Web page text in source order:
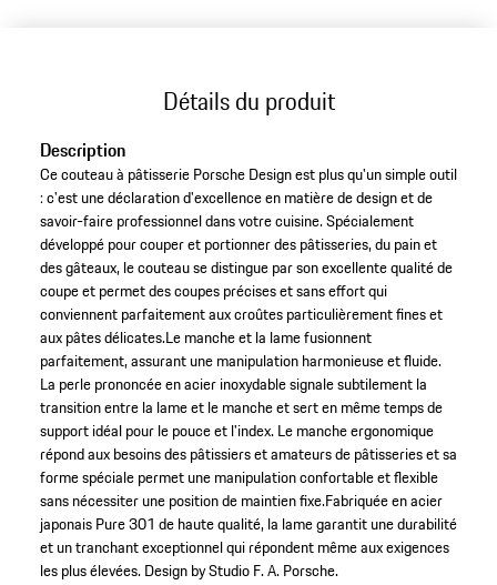
Détails du produit
Description
Ce couteau à pâtisserie Porsche Design est plus qu'un simple outil
: c'est une déclaration d'excellence en matière de design et de
savoir-faire professionnel dans votre cuisine. Spécialement
développé pour couper et portionner des pâtisseries, du pain et
des gâteaux, le couteau se distingue par son excellente qualité de
coupe et permet des coupes précises et sans effort qui
conviennent parfaitement aux croûtes particulièrement fines et
aux pâtes délicates.Le manche et la lame fusionnent
parfaitement, assurant une manipulation harmonieuse et fluide.
La perle prononcée en acier inoxydable signale subtilement la
transition entre la lame et le manche et sert en même temps de
support idéal pour le pouce et l'index. Le manche ergonomique
répond aux besoins des pâtissiers et amateurs de pâtisseries et sa
forme spéciale permet une manipulation confortable et flexible
sans nécessiter une position de maintien fixe.Fabriquée en acier
japonais Pure 301 de haute qualité, la lame garantit une durabilité
et un tranchant exceptionnel qui répondent même aux exigences
les plus élevées. Design by Studio F. A. Porsche.